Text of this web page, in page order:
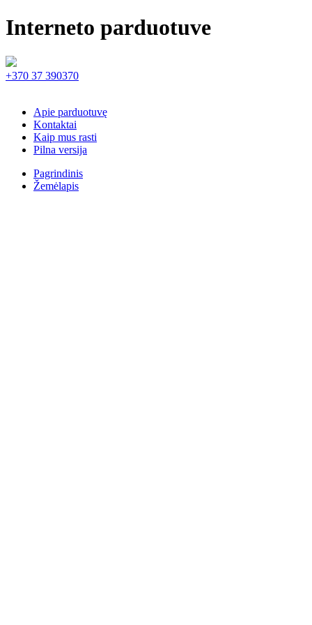
Interneto parduotuve
+370 37 390370
Apie parduotuvę
Kontaktai
Kaip mus rasti
Pilna versija
Pagrindinis
Žemėlapis